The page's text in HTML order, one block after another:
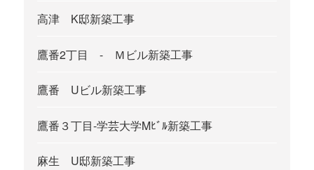
高津 K邸新築工事
鷹番2丁目 - Ｍビル新築工事
鷹番 Uビル新築工事
鷹番３丁目-学芸大学Mﾋﾞﾙ新築工事
麻生 U邸新築工事